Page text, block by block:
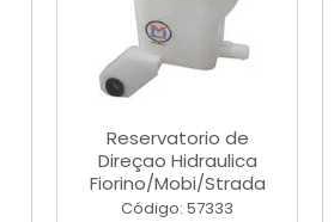
Reservatorio de
Direçao Hidraulica
Fiorino/Mobi/Strada
Código: 57333